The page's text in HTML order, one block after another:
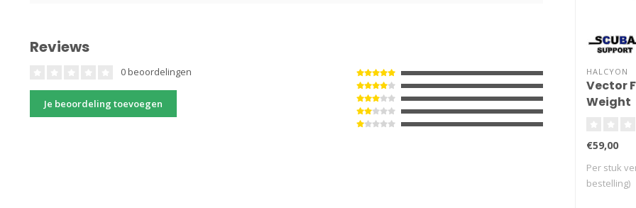
Reviews
0 beoordelingen
Je beoordeling toevoegen
HALCYON
Vector
Weight
€59,00
Per stuk
bestelling)